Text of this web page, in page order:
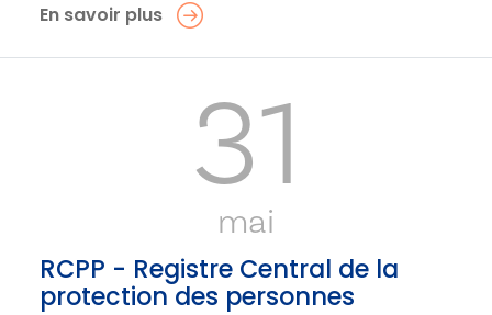
En savoir plus
31
mai
RCPP - Registre Central de la
protection des personnes